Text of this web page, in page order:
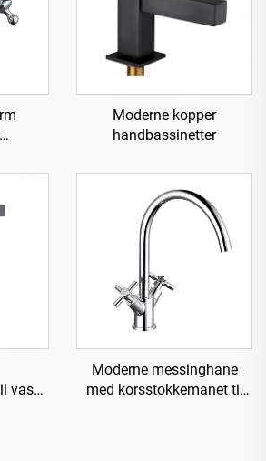
Moderne kopper
handbassinetter
vask -
Moderne messinghane
med korsstokkemanet til